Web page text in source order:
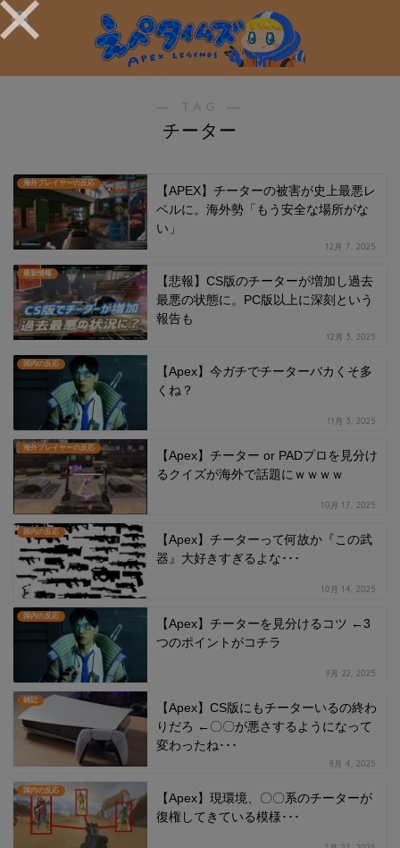
― TAG ―
チーター
海外プレイヤーの反応
【APEX】チーターの被害が史上最悪レ
ベルに。海外勢「もう安全な場所がな
い」
12月 7, 2025
最新情報
【悲報】CS版のチーターが増加し過去
最悪の状態に。PC版以上に深刻という
報告も
12月 3, 2025
国内の反応
【Apex】今ガチでチーターバカくそ多
くね？
11月 3, 2025
海外プレイヤーの反応
【Apex】チーター or PADプロを見分け
るクイズが海外で話題にｗｗｗｗ
10月 17, 2025
国内の反応
【Apex】チーターって何故か『この武
器』大好きすぎるよな･･･
10月 14, 2025
国内の反応
【Apex】チーターを見分けるコツ ←3
つのポイントがコチラ
9月 22, 2025
雑記
【Apex】CS版にもチーターいるの終わ
りだろ ←〇〇が悪さするようになって
変わったね･･･
8月 4, 2025
国内の反応
【Apex】現環境、〇〇系のチーターが
復権してきている模様･･･